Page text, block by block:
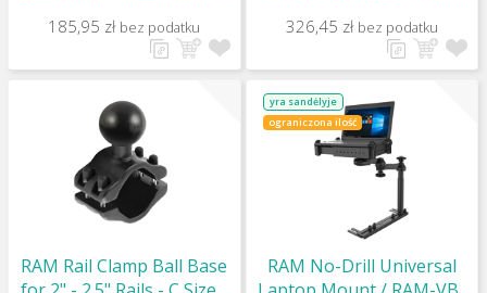
185,95 zł bez podatku 326,45 zł bez podatku
RAM Rail Clamp Ball Base
yra sandėlyje
ograniczona ilość
RAM No-Drill Universal